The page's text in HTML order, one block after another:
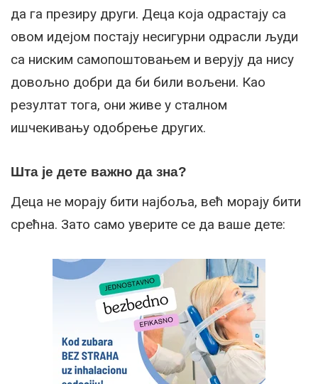
да га презиру други. Деца која одрастају са
овом идејом постају несигурни одрасли људи
са ниским самопоштовањем и верују да нису
довољно добри да би били вољени. Као
резултат тога, они живе у сталном
ишчекивању одобрење других.
Шта је дете важно да зна?
Деца не морају бити најбоља, већ морају бити
срећна. Зато само уверите се да ваше дете: